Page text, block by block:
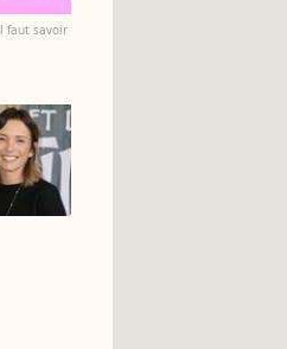
faut savoir